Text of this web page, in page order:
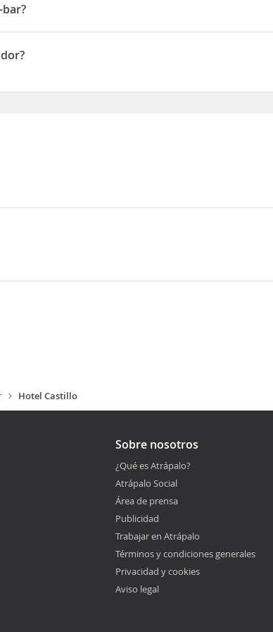
Hotel Castillo
Sobre nosotros
¿Qué es Atrápalo?
Atrápalo Social
Área de prensa
Publicidad
Trabajar en Atrápalo
Términos y condiciones generales
Privacidad y cookies
Aviso legal